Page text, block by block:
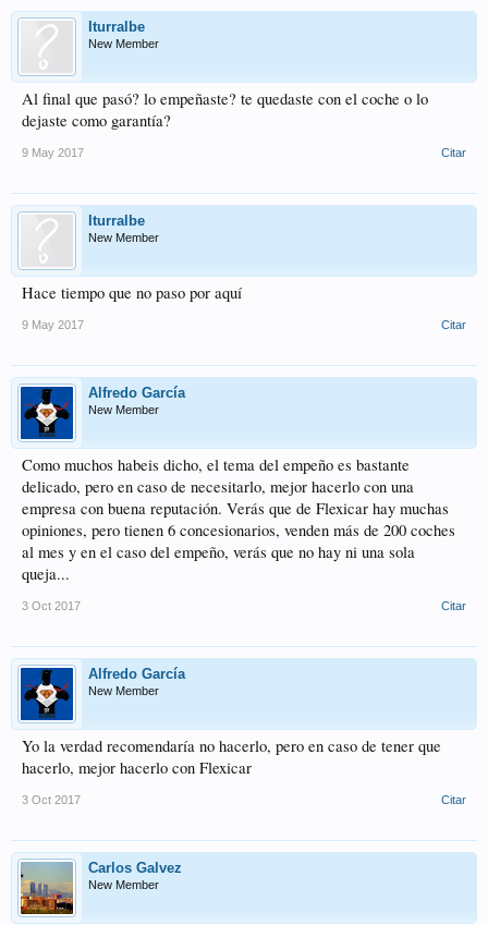
Iturralbe
New Member
Al final que pasó? lo empeñaste? te quedaste con el coche o lo
dejaste como garantía?
9 May 2017 Citar
Iturralbe
New Member
Hace tiempo que no paso por aquí
9 May 2017 Citar
Alfredo García
New Member
Como muchos habeis dicho, el tema del empeño es bastante
delicado, pero en caso de necesitarlo, mejor hacerlo con una
empresa con buena reputación. Verás que de Flexicar hay muchas
opiniones, pero tienen 6 concesionarios, venden más de 200 coches
al mes y en el caso del empeño, verás que no hay ni una sola
queja...
3 Oct 2017 Citar
Alfredo García
New Member
Yo la verdad recomendaría no hacerlo, pero en caso de tener que
hacerlo, mejor hacerlo con Flexicar
3 Oct 2017 Citar
Carlos Galvez
New Member